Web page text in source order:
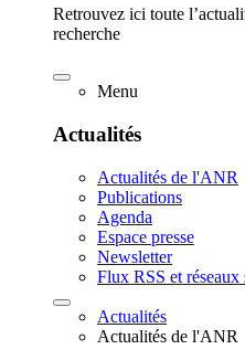
Retrouvez ici toute
recherche
Menu
Actualités
Actualités de l'ANR
Publications
Agenda
Espace presse
Newsletter
Flux RSS et réseaux
Actualités
Actualités de l'ANR